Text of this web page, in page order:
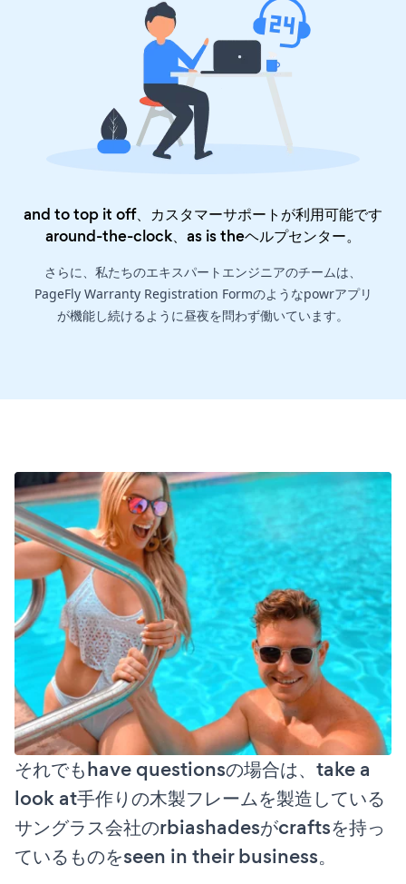
and to top it off、カスタマーサポートが利用可能です
around-the-clock、as is theヘルプセンター。
さらに、私たちのエキスパートエンジニアのチームは、
PageFly Warranty Registration Formのようなpowrアプリ
が機能し続けるように昼夜を問わず働いています。
それでもhave questionsの場合は、take a
look at手作りの木製フレームを製造している
サングラス会社のrbiashadesがcraftsを持っ
ているものをseen in their business。